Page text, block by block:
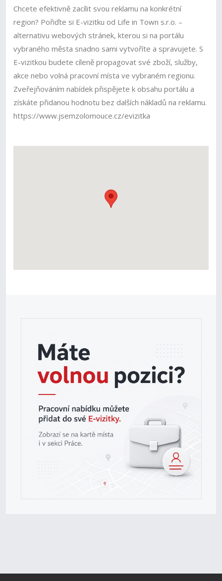
Chcete efektivně zacílit svou reklamu na konkrétní
region? Pořiďte si E-vizitku od Life in Town s.r.o. –
alternativu webových stránek, kterou si na portálu
vybraného města snadno sami vytvoříte a spravujete. S
E-vizitkou budete cíleně propagovat své zboží, služby,
akce nebo volná pracovní místa ve vybraném regionu.
Zveřejňováním nabídek přispějete k obsahu portálu a
získáte přidanou hodnotu bez dalších nákladů na reklamu.
https://www.jsemzolomouce.cz/evizitka